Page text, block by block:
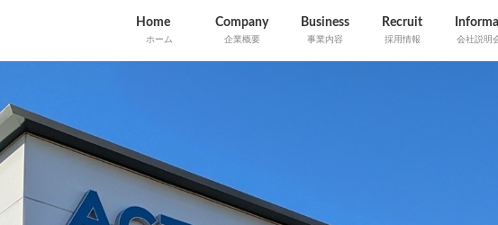
Home
ホーム
Company
企業概要
Business
事業内容
Recruit
採用情報 会社説明